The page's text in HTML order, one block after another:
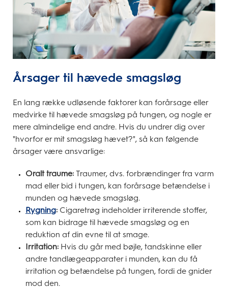
Årsager til hævede smagsløg
En lang række udløsende faktorer kan forårsage eller
medvirke til hævede smagsløg på tungen, og nogle er
mere almindelige end andre. Hvis du undrer dig over
"hvorfor er mit smagsløg hævet?", så kan følgende
årsager være ansvarlige:
Oralt traume: Traumer, dvs. forbrændinger fra varm
mad eller bid i tungen, kan forårsage betændelse i
munden og hævede smagsløg.
Rygning: Cigaretrøg indeholder irriterende stoffer,
som kan bidrage til hævede smagsløg og en
reduktion af din evne til at smage.
Irritation: Hvis du går med bøjle, tandskinne eller
andre tandlægeapparater i munden, kan du få
irritation og betændelse på tungen, fordi de gnider
mod den.